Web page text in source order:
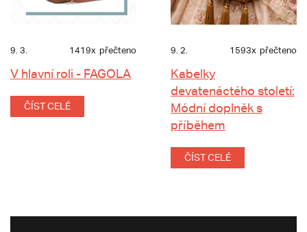
9. 3. 1419x přečteno
V hlavní roli - FAGOLA
ČÍST CELÉ
9. 2. 1593x přečteno
Kabelky
devatenáctého století:
Módní doplněk s
příběhem
ČÍST CELÉ